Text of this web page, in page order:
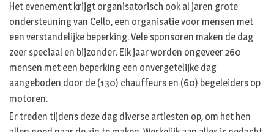
Het evenement krijgt organisatorisch ook al jaren grote
ondersteuning van Cello, een organisatie voor mensen met
een verstandelijke beperking. Vele sponsoren maken de dag
zeer speciaal en bijzonder. Elk jaar worden ongeveer 260
mensen met een beperking een onvergetelijke dag
aangeboden door de (130) chauffeurs en (60) begeleiders op
motoren.
Er treden tijdens deze dag diverse artiesten op, om het hen